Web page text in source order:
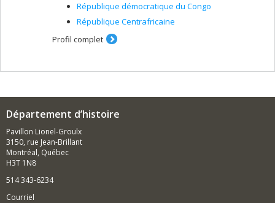
République démocratique du Congo
République Centrafricaine
Profil complet
Département d’histoire
Pavillon Lionel-Groulx
3150, rue Jean-Brillant
Montréal, Québec
H3T 1N8
514 343-6234
Courriel